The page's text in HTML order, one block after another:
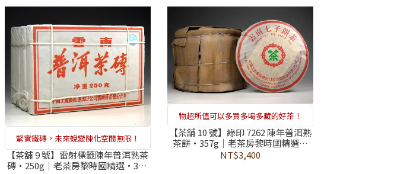
緊實鐵磚，未來蛻變陳化空間無限！
【茶舖 9 號】雷射標籤陳年普洱熟茶
磚・250g｜老茶房黎時國精選・374
物超所值可以多買多喝多藏的好茶！
【茶舖 10 號】綠印 7262 陳年普洱熟
茶餅・357g｜老茶房黎時國精選・
374 項農藥檢驗未檢出
NT$3,400